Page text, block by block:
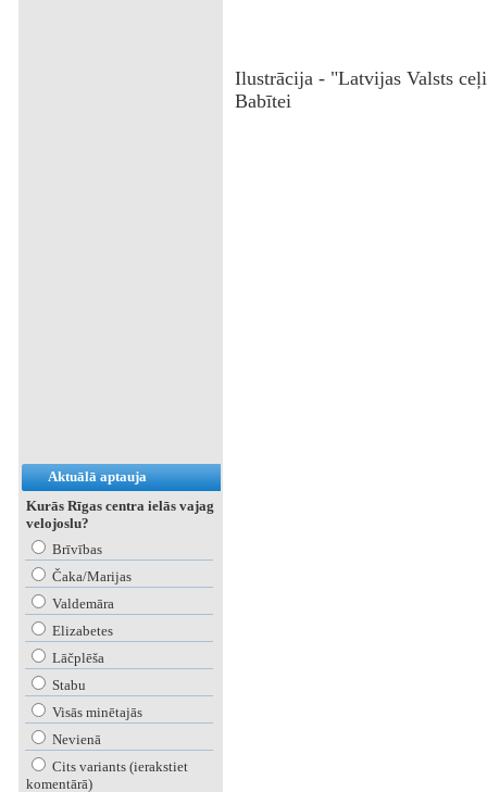
Aktuālā aptauja
Kurās Rīgas centra ielās vajag
velojoslu?
Brīvības
Čaka/Marijas
Valdemāra
Elizabetes
Lāčplēša
Stabu
Visās minētajās
Nevienā
Cits variants (ierakstiet
komentārā)
Ilustrācija - "Latvijas Valsts
Babītei